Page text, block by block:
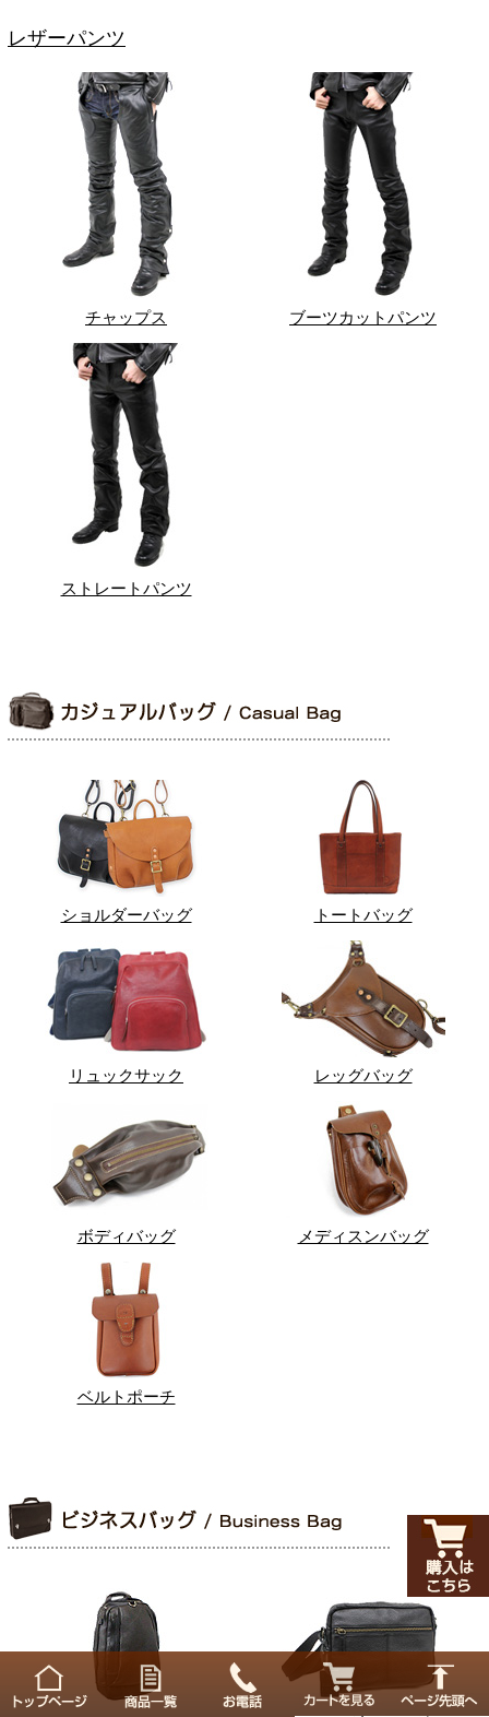
レザーパンツ
チャップス ブーツカットパンツ
ストレートパンツ
ショルダーバッグ トートバッグ
リュックサック レッグバッグ
ボディバッグ メディスンバッグ
ベルトポーチ